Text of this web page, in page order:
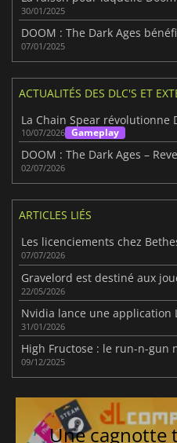
30/01/2025
07/01/2025
ACTUALITÉS DES DLC'S ET
10/07/2026 Gameplay
02/07/2026
ARTICLES LIÉS
07/07/2026
22/05/2026
31/01/2026
09/12/2025
Une cagnotte